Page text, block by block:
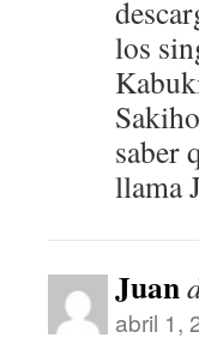
los
saber
llama
Juan
abril 1,